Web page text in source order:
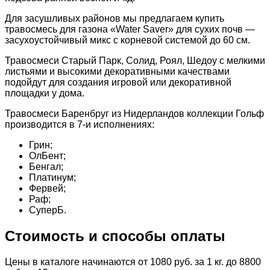
Для засушливых районов мы предлагаем купить
травосмесь для газона «Water Saver» для сухих почв —
засухоустойчивый микс с корневой системой до 60 см.
Травосмеси Старый Парк, Солид, Роял, Шедоу с мелкими
листьями и высокими декоративными качествами
подойдут для создания игровой или декоративной
площадки у дома.
Травосмеси Баренбруг из Нидерландов коллекции Гольф
производится в 7-и исполнениях:
Грин;
ОлБент;
Бенгал;
Платинум;
Фервей;
Раф;
СуперБ.
Стоимость и способы оплаты
Цены в каталоге начинаются от 1080 руб. за 1 кг. до 8800